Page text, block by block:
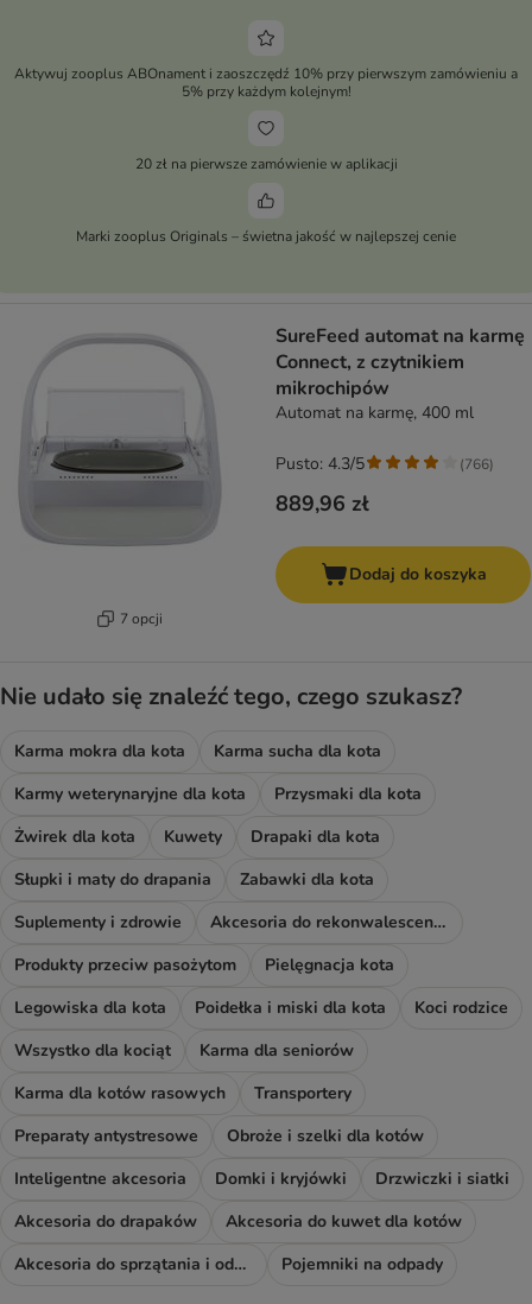
Aktywuj zooplus ABOnament i zaoszczędź 10% przy pierwszym zamówieniu a
5% przy każdym kolejnym!
20 zł na pierwsze zamówienie w aplikacji
Marki zooplus Originals – świetna jakość w najlepszej cenie
7 opcji
SureFeed automat na karmę
Connect, z czytnikiem
mikrochipów
Automat na karmę, 400 ml
889,96 zł
Pusto: 4.3/5 (766)
Dodaj do koszyka
Nie udało się znaleźć tego, czego szukasz?
Karma mokra dla kota
Karma sucha dla kota
Karmy weterynaryjne dla kota
Przysmaki dla kota
Żwirek dla kota
Kuwety
Drapaki dla kota
Słupki i maty do drapania
Zabawki dla kota
Suplementy i zdrowie
Akcesoria do rekonwalescencji
Produkty przeciw pasożytom
Pielęgnacja kota
Legowiska dla kota
Poidełka i miski dla kota
Koci rodzice
Wszystko dla kociąt
Karma dla seniorów
Karma dla kotów rasowych
Transportery
Preparaty antystresowe
Obroże i szelki dla kotów
Inteligentne akcesoria
Domki i kryjówki
Drzwiczki i siatki
Akcesoria do drapaków
Akcesoria do kuwet dla kotów
Akcesoria do sprzątania i odświeżacze
Pojemniki na odpady